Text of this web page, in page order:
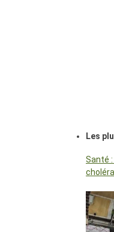
Les
Santé